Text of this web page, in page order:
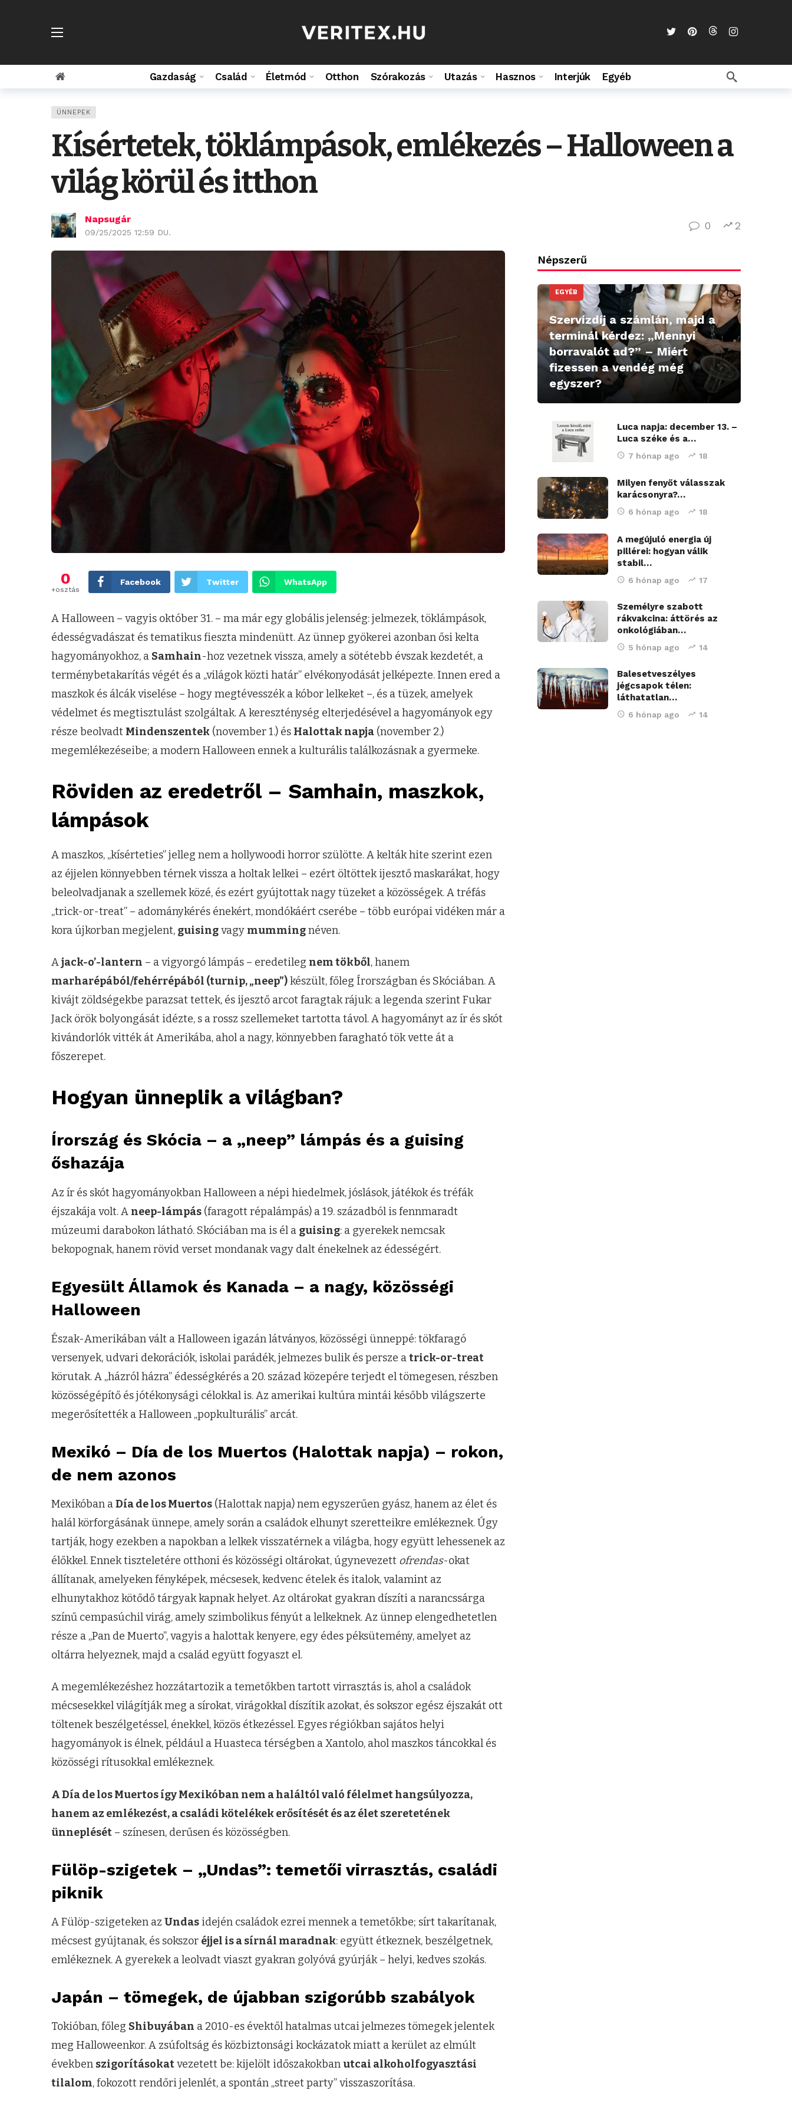
Gazdaság Család Életmód Otthon Szórakozás Utazás Hasznos Interjúk Egyéb
ÜNNEPEK
Kísértetek, töklámpások, emlékezés – Halloween a
világ körül és itthon
Napsugár
09/25/2025 12:59 DU.
0 2
0
+osztás
Facebook Twitter WhatsApp
A Halloween – vagyis október 31. – ma már egy globális jelenség: jelmezek, töklámpások,
édességvadászat és tematikus fieszta mindenütt. Az ünnep gyökerei azonban ősi kelta
hagyományokhoz, a Samhain-hoz vezetnek vissza, amely a sötétebb évszak kezdetét, a
terménybetakarítás végét és a „világok közti határ” elvékonyodását jelképezte. Innen ered a
maszkok és álcák viselése – hogy megtévesszék a kóbor lelkeket –, és a tüzek, amelyek
védelmet és megtisztulást szolgáltak. A kereszténység elterjedésével a hagyományok egy
része beolvadt Mindenszentek (november 1.) és Halottak napja (november 2.)
megemlékezéseibe; a modern Halloween ennek a kulturális találkozásnak a gyermeke.
Röviden az eredetről – Samhain, maszkok,
lámpások
A maszkos, „kísérteties” jelleg nem a hollywoodi horror szülötte. A kelták hite szerint ezen
az éjjelen könnyebben térnek vissza a holtak lelkei – ezért öltöttek ijesztő maskarákat, hogy
beleolvadjanak a szellemek közé, és ezért gyújtottak nagy tüzeket a közösségek. A tréfás
„trick-or-treat” – adománykérés énekért, mondókáért cserébe – több európai vidéken már a
kora újkorban megjelent, guisingvagy mummingnéven.
Ajack-o’-lantern – a vigyorgó lámpás – eredetileg nem tökből, hanem
marharépából/fehérrépából (turnip, „neep”)készült, főleg Írországban és Skóciában. A
kivájt zöldségekbe parazsat tettek, és ijesztő arcot faragtak rájuk: a legenda szerint Fukar
Jack örök bolyongását idézte, s a rossz szellemeket tartotta távol. A hagyományt az ír és skót
kivándorlók vitték át Amerikába, ahol a nagy, könnyebben faragható tök vette át a
főszerepet.
Hogyan ünneplik a világban?
Írország és Skócia – a „neep” lámpás és a guising
őshazája
Az ír és skót hagyományokban Halloween a népi hiedelmek, jóslások, játékok és tréfák
éjszakája volt. A neep-lámpás (faragott répalámpás) a 19. századból is fennmaradt
múzeumi darabokon látható. Skóciában ma is él a guising: a gyerekek nemcsak
bekopognak, hanem rövid verset mondanak vagy dalt énekelnek az édességért.
Egyesült Államok és Kanada – a nagy, közösségi
Halloween
Észak-Amerikában vált a Halloween igazán látványos, közösségi ünneppé: tökfaragó
versenyek, udvari dekorációk, iskolai parádék, jelmezes bulik és persze atrick-or-treat
körutak. A „házról házra” édességkérés a 20. század közepére terjedt el tömegesen, részben
közösségépítő és jótékonysági célokkal is. Az amerikai kultúra mintái később világszerte
megerősítették a Halloween „popkulturális” arcát.
Mexikó – Día de los Muertos (Halottak napja) – rokon,
de nem azonos
Mexikóban aDía de los Muertos (Halottak napja) nem egyszerűen gyász, hanem az élet és
halál körforgásának ünnepe, amely során a családok elhunyt szeretteikre emlékeznek. Úgy
tartják, hogy ezekben a napokban a lelkek visszatérnek a világba, hogy együtt lehessenek az
élőkkel. Ennek tiszteletére otthoni és közösségi oltárokat, úgynevezett ofrendas-okat
állítanak, amelyeken fényképek, mécsesek, kedvenc ételek és italok, valamint az
elhunytakhoz kötődő tárgyak kapnak helyet. Az oltárokat gyakran díszíti a narancssárga
színű cempasúchil virág, amely szimbolikus fényút a lelkeknek. Az ünnep elengedhetetlen
része a „Pan de Muerto”, vagyis a halottak kenyere, egy édes péksütemény, amelyet az
oltárra helyeznek, majd a család együtt fogyaszt el.
A megemlékezéshez hozzátartozik a temetőkben tartott virrasztás is, ahol a családok
mécsesekkel világítják meg a sírokat, virágokkal díszítik azokat, és sokszor egész éjszakát ott
töltenek beszélgetéssel, énekkel, közös étkezéssel. Egyes régiókban sajátos helyi
hagyományok is élnek, például a Huasteca térségben a Xantolo, ahol maszkos táncokkal és
közösségi rítusokkal emlékeznek.
A Día de los Muertos így Mexikóban nem a haláltól való félelmet hangsúlyozza,
hanem az emlékezést, a családi kötelékek erősítését és az élet szeretetének
ünneplését – színesen, derűsen és közösségben.
Fülöp-szigetek – „Undas”: temetői virrasztás, családi
piknik
A Fülöp-szigeteken az Undas idején családok ezrei mennek a temetőkbe; sírt takarítanak,
mécsest gyújtanak, és sokszor éjjel is a sírnál maradnak: együtt étkeznek, beszélgetnek,
emlékeznek. A gyerekek a leolvadt viaszt gyakran golyóvá gyúrják – helyi, kedves szokás.
Japán – tömegek, de újabban szigorúbb szabályok
Tokióban, főleg Shibuyában a 2010-es évektől hatalmas utcai jelmezes tömegek jelentek
meg Halloweenkor. A zsúfoltság és közbiztonsági kockázatok miatt a kerület az elmúlt
években szigorításokatvezetett be: kijelölt időszakokbanutcai alkoholfogyasztási
tilalom, fokozott rendőri jelenlét, a spontán „street party” visszaszorítása.
Népszerű
EGYÉB
Szervízdíj a számlán, majd a
terminál kérdez: „Mennyi
borravalót ad?” – Miért
fizessen a vendég még
egyszer?
Luca napja: december 13. –
Luca széke és a…
7 hónap ago 18
Milyen fenyőt válasszak
karácsonyra?…
6 hónap ago 18
A megújuló energia új
pillérei: hogyan válik
stabil…
6 hónap ago 17
Személyre szabott
rákvakcina: áttörés az
onkológiában…
5 hónap ago 14
Balesetveszélyes
jégcsapok télen:
láthatatlan…
6 hónap ago 14